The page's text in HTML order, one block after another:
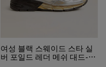
여성 블랙 스웨이드 스타 실
버 포일드 레더 메쉬 대드-스